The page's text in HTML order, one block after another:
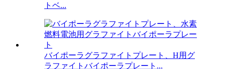
トベ...
バイポーラグラファイトプレート、H用グ
ラファイトバイポーラプレート...